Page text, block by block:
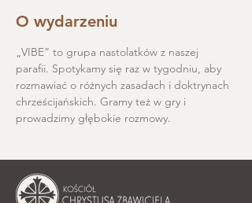
O wydarzeniu
„VIBE” to grupa nastolatków z naszej
parafii. Spotykamy się raz w tygodniu, aby
rozmawiać o różnych zasadach i doktrynach
chrześcijańskich. Gramy też w gry i
prowadzimy głębokie rozmowy.